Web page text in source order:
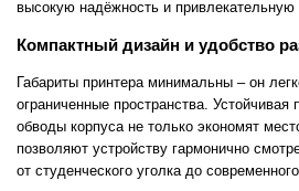
высокую надёжность и привлекательную
Компактный дизайн и удобство
Габариты принтера минимальны – он
ограниченные пространства.
обводы корпуса не только экономят
позволяют устройству гармонично
от студенческого уголка до